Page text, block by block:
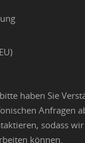
haben Sie
Anfragen
sodass
können.